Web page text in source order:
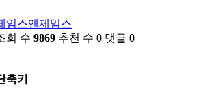
임스앤제임스
회 수 9869 추천 수 0 댓글 0
축키